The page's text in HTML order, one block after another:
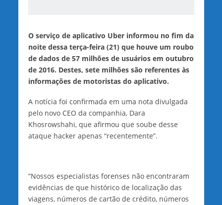
O serviço de aplicativo Uber informou no fim da
noite dessa terça-feira (21) que houve um roubo
de dados de 57 milhões de usuários em outubro
de 2016. Destes, sete milhões são referentes às
informações de motoristas do aplicativo.
A notícia foi confirmada em uma nota divulgada
pelo novo CEO da companhia, Dara
Khosrowshahi, que afirmou que soube desse
ataque hacker apenas “recentemente”.
“Nossos especialistas forenses não encontraram
evidências de que histórico de localização das
viagens, números de cartão de crédito, números